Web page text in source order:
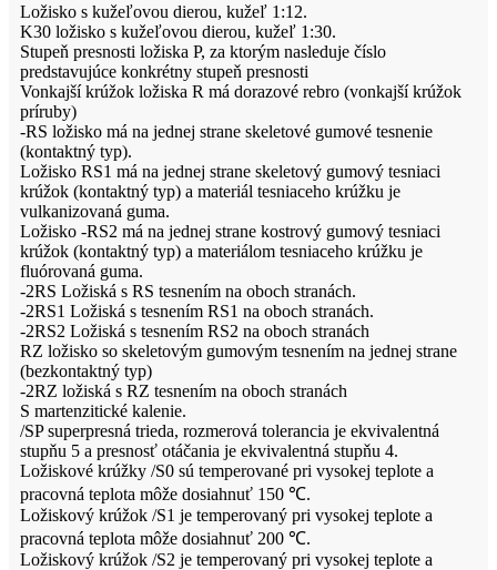
Ložisko s kužeľovou dierou, kužeľ 1:12.
K30 ložisko s kužeľovou dierou, kužeľ 1:30.
Stupeň presnosti ložiska P, za ktorým nasleduje číslo
predstavujúce konkrétny stupeň presnosti
Vonkajší krúžok ložiska R má dorazové rebro (vonkajší krúžok
príruby)
-RS ložisko má na jednej strane skeletové gumové tesnenie
(kontaktný typ).
Ložisko RS1 má na jednej strane skeletový gumový tesniaci
krúžok (kontaktný typ) a materiál tesniaceho krúžku je
vulkanizovaná guma.
Ložisko -RS2 má na jednej strane kostrový gumový tesniaci
krúžok (kontaktný typ) a materiálom tesniaceho krúžku je
fluórovaná guma.
-2RS Ložiská s RS tesnením na oboch stranách.
-2RS1 Ložiská s tesnením RS1 na oboch stranách.
-2RS2 Ložiská s tesnením RS2 na oboch stranách
RZ ložisko so skeletovým gumovým tesnením na jednej strane
(bezkontaktný typ)
-2RZ ložiská s RZ tesnením na oboch stranách
S martenzitické kalenie.
/SP superpresná trieda, rozmerová tolerancia je ekvivalentná
stupňu 5 a presnosť otáčania je ekvivalentná stupňu 4.
Ložiskové krúžky /S0 sú temperované pri vysokej teplote a
pracovná teplota môže dosiahnuť 150 ℃.
Ložiskový krúžok /S1 je temperovaný pri vysokej teplote a
pracovná teplota môže dosiahnuť 200 ℃.
Ložiskový krúžok /S2 je temperovaný pri vysokej teplote a